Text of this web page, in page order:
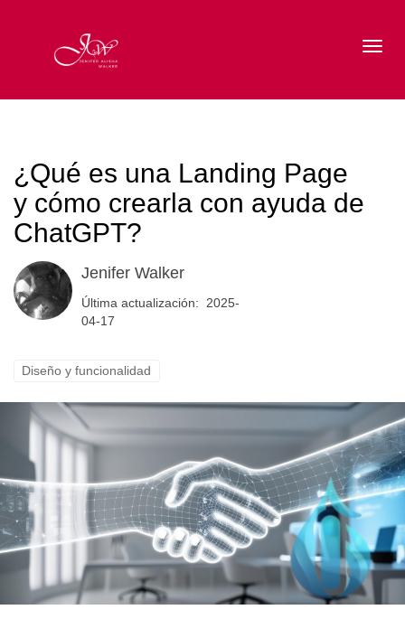
¿Qué es una Landing Page
y cómo crearla con ayuda de
ChatGPT?
Jenifer Walker
Última actualización: 2025-
04-17
Diseño y funcionalidad